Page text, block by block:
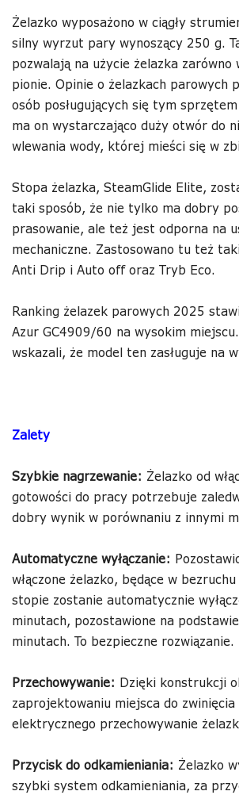
Żelazko wyposażono w ciągły
silny wyrzut pary wynoszący 250 g.
pozwalają na użycie żelazka zarówno
pionie. Opinie o żelazkach parowych
osób posługujących się tym
ma on wystarczająco duży otwór do
wlewania wody, której mieści się w
Stopa żelazka, SteamGlide Elite,
taki sposób, że nie tylko ma dobry
prasowanie, ale też jest odporna na
mechaniczne. Zastosowano tu też
Anti Drip i Auto off oraz Tryb Eco.
Ranking żelazek parowych 2025
Azur GC4909/60 na wysokim
wskazali, że model ten zasługuje na
Zalety
Szybkie nagrzewanie: Żelazko od
gotowości do pracy potrzebuje
dobry wynik w porównaniu z innymi
Automatyczne wyłączanie:
włączone żelazko, będące w
stopie zostanie automatycznie
minutach, pozostawione na
minutach. To bezpieczne rozwiązanie.
Przechowywanie: Dzięki konstrukcji
zaprojektowaniu miejsca do zwinięcia
elektrycznego przechowywanie
Przycisk do odkamieniania: Żelazko
szybki system odkamieniania, za